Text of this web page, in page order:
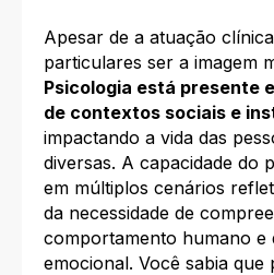
Apesar de a atuação
particulares ser a imagem
Psicologia está presente
de contextos sociais e
impactando a vida das
diversas. A capacidade do
em múltiplos cenários
da necessidade de
comportamento humano e
emocional. Você sabia que